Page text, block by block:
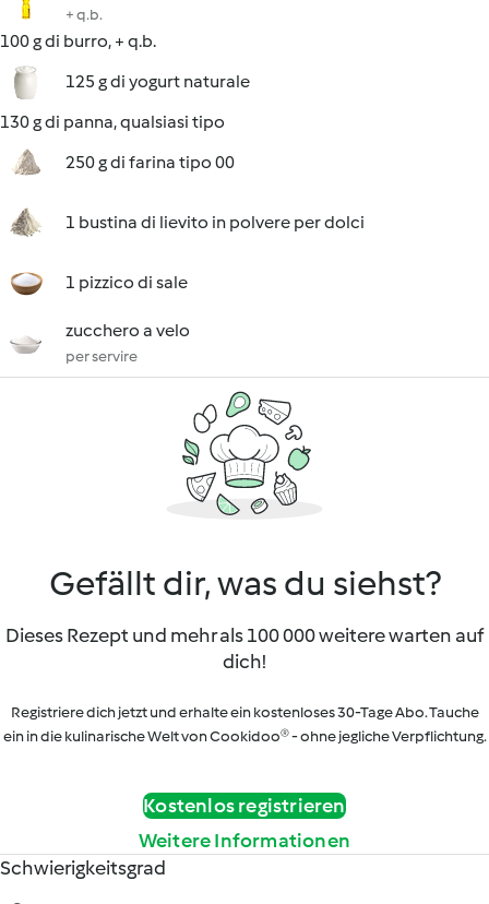
+ q.b.
100 g di burro, + q.b.
125 g di yogurt naturale
130 g di panna, qualsiasi tipo
250 g di farina tipo 00
1 bustina di lievito in polvere per dolci
1 pizzico di sale
zucchero a velo
per servire
Gefällt dir, was du siehst?
Dieses Rezept und mehr als 100 000 weitere warten auf
dich!
Registriere dich jetzt und erhalte ein kostenloses 30-Tage Abo. Tauche
ein in die kulinarische Welt von Cookidoo® - ohne jegliche Verpflichtung.
Kostenlos registrieren
Weitere Informationen
Schwierigkeitsgrad